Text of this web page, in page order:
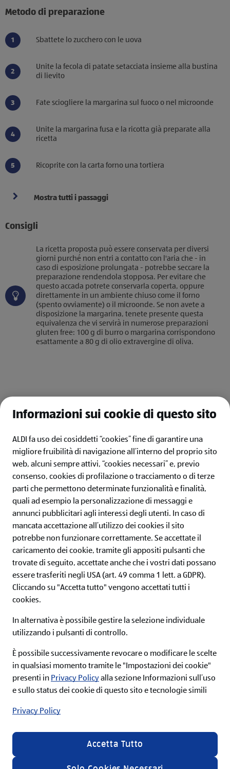
Metodo di preparazione
Sbattete lo zucchero con le uova
Unite la fecola di patate setacciata insieme alla bustina
di lievito
Fate sciogliere la margarina sul fuoco o nel microonde
Unite la margarina fusa e la ricotta già preparate alla
ricetta
Ricoprite con la carta forno una tortiera
Mostra tutti i passaggi
Consigli
La ricetta proposta può essere conservata per diversi
giorni purché non entri a contatto con l'aria che - in
caso di esposizione prolungata - potrebbe seccare la
preparazione rendendola stopposa. Per evitare che
questo accada potrete conservarla coperta, oppure
direttamente in un ambiente chiuso come il forno
(spento ovviamente) o il microonde. Se non avete a
disposizione la margarina, tenete presente questa
equivalenza che vi servirà in numerose preparazioni
gluten free: 100 g di burro o margarina corrispondono
esattamente a 80 g di olio extravergine di oliva.
effettuato il log-in.
ALDI ITALIA
IL MONDO ALDI
ALDI Newsletter
Iscriviti ora alla newsletter ALDI e non perderti nessuna
Acconsento alle condizioni e ai termini di
servizio e desidero ricevere informazioni sulla
gamma di prodotti e servizi offerti da ALDI srl via
email nella mia casella di posta, a tal fine presto
dati personali secondo le specifiche riportate
ALDI è inoltre possibile effettuare la disiscrizione alla
Informazioni sui cookie di questo sito
ALDI fa uso dei cosiddetti “cookies” fine di garantire una
migliore fruibilità di navigazione all’interno del proprio sito
web, alcuni sempre attivi, “cookies necessari” e, previo
consenso, cookies di profilazione o tracciamento o di terze
parti che permettono determinate funzionalità e finalità,
quali ad esempio la personalizzazione di messaggi e
annunci pubblicitari agli interessi degli utenti. In caso di
mancata accettazione all’utilizzo dei cookies il sito
potrebbe non funzionare correttamente. Se accettate il
caricamento dei cookie, tramite gli appositi pulsanti che
trovate di seguito, accettate anche che i vostri dati possano
essere trasferiti negli USA (art. 49 comma 1 lett. a GDPR).
Cliccando su "Accetta tutto" vengono accettati tutti i
cookies.
In alternativa è possibile gestire la selezione individuale
utilizzando i pulsanti di controllo.
È possibile successivamente revocare o modificare le scelte
in qualsiasi momento tramite le "Impostazioni dei cookie"
presenti in Privacy Policyalla sezione Informazioni sull’uso
e sullo status dei cookie di questo sito e tecnologie simili
Privacy Policy
Accetta Tutto